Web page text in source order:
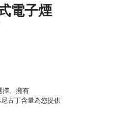
電子煙
擇。擁有
古丁含量為您提供